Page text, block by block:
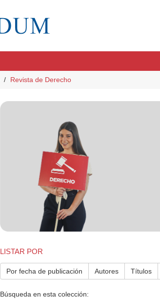
Revista de Derecho
LISTAR POR
Por fecha de publicación Autores Títulos
Búsqueda en esta colección: